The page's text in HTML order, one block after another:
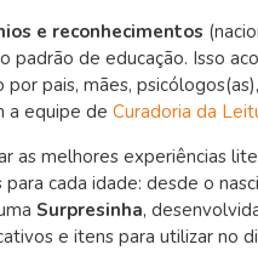
e reconhecimentos
de educação. Isso
pais, mães,
a equipe de Curadoria da
as melhores experiências
para cada idade: desde o
Surpresinha,
e itens para utilizar no